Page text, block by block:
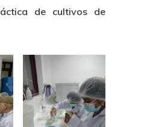
de cultivos de